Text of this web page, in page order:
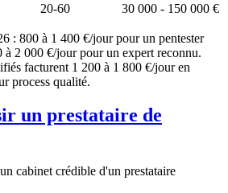
20-60 30 000 - 150 000 €
: 800 à 1 400 €/jour pour un pentester
2 000 €/jour pour un expert reconnu.
facturent 1 200 à 1 800 €/jour en
process qualité.
un prestataire de
cabinet crédible d'un prestataire